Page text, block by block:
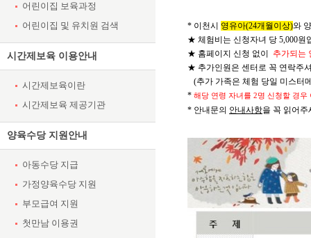
어린이집 보육과정
어린이집 및 유치원 검색
시간제보육 이용안내
시간제보육이란
시간제보육 제공기관
양육수당 지원안내
아동수당 지급
가정양육수당 지원
부모급여 지원
첫만남 이용권
* 이천시 영유아(24개월이상)와
★ 체험비는 신청자녀 당 5,000원
★ 홈페이지 신청 없이 추가되는
★ 추가인원은 센터로 꼭 연락주
(추가 가족은 체험 당일 미스터
* 해당 연령 자녀를 2명 신청할 경우
* 안내문의 안내사항을 꼭 읽어주